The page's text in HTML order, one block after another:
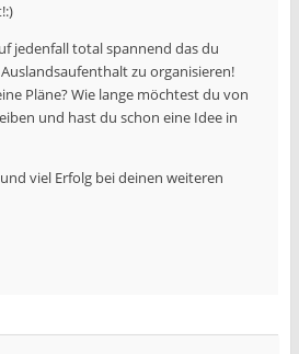
jedenfall total spannend das du
zu organisieren!
Pläne? Wie lange möchtest du von
und hast du schon eine Idee in
viel Erfolg bei deinen weiteren